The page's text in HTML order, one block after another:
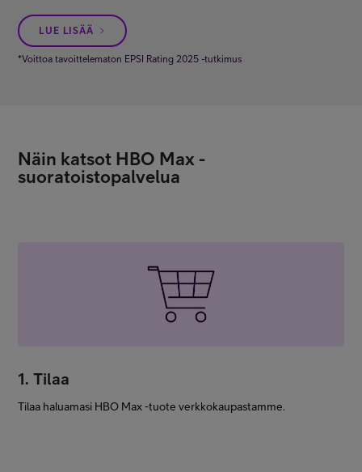
LUE LISÄÄ
*Voittoa tavoittelematon EPSI Rating 2025 -tutkimus
Näin katsot HBO Max -
suoratoistopalvelua
1. Tilaa
Tilaa haluamasi HBO Max -tuote verkkokaupastamme.